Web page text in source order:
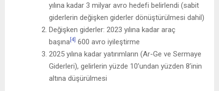
yılına kadar 3 milyar avro hedefi belirlendi (sabit
giderlerin değişken giderler dönüştürülmesi dahil)
Değişken giderler: 2023 yılına kadar araç
başına [4] 600 avro iyileştirme
2025 yılına kadar yatırımların (Ar-Ge ve Sermaye
Giderleri), gelirlerin yüzde 10’undan yüzden 8’inin
altına düşürülmesi